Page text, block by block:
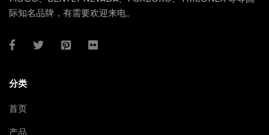
际知名品牌，有需要欢迎来电。
分类
首页
产品